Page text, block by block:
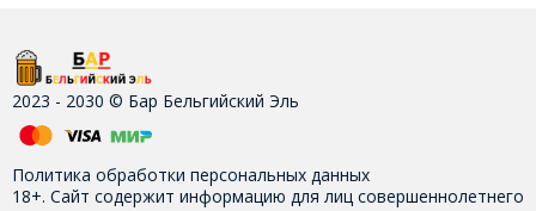
2023 - 2030 © Бар Бельгийский Эль
Политика обработки персональных данных
18+. Сайт содержит информацию для лиц совершеннолетнего